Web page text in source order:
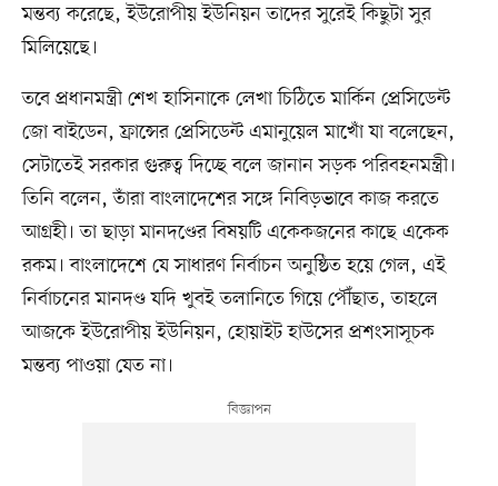
মন্তব্য করেছে, ইউরোপীয় ইউনিয়ন তাদের সুরেই কিছুটা সুর
মিলিয়েছে।
তবে প্রধানমন্ত্রী শেখ হাসিনাকে লেখা চিঠিতে মার্কিন প্রেসিডেন্ট
জো বাইডেন, ফ্রান্সের প্রেসিডেন্ট এমানুয়েল মাখোঁ যা বলেছেন,
সেটাতেই সরকার গুরুত্ব দিচ্ছে বলে জানান সড়ক পরিবহনমন্ত্রী।
তিনি বলেন, তাঁরা বাংলাদেশের সঙ্গে নিবিড়ভাবে কাজ করতে
আগ্রহী। তা ছাড়া মানদণ্ডের বিষয়টি একেকজনের কাছে একেক
রকম। বাংলাদেশে যে সাধারণ নির্বাচন অনুষ্ঠিত হয়ে গেল, এই
নির্বাচনের মানদণ্ড যদি খুবই তলানিতে গিয়ে পৌঁছাত, তাহলে
আজকে ইউরোপীয় ইউনিয়ন, হোয়াইট হাউসের প্রশংসাসূচক
মন্তব্য পাওয়া যেত না।